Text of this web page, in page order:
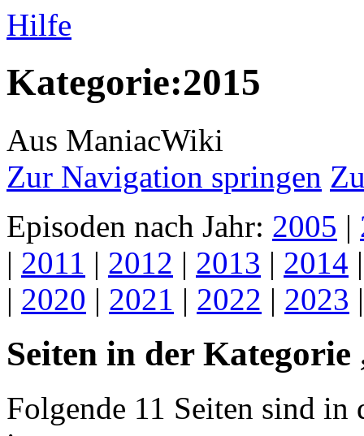
Hilfe
Kategorie:2015
Aus ManiacWiki
Zur Navigation springen
Episoden nach Jahr: 2005 |
| 2011 | 2012 | 2013 | 2014
| 2020 | 2021 | 2022 | 2023
Seiten in der Kategorie
Folgende 11 Seiten sind in